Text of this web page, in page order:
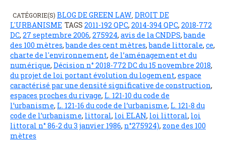
CATÉGORIE(S) BLOG DE GREEN LAW DROIT DE
L'URBANISME TAGS 2011-192 QPC, 2014-394 QPC, 2018-772
DC, 27 septembre 2006, 275924, avis de la CNDPS,bande
des 100 mètres,bande des cent mètres,bande littorale, ce,
charte de l'environnement, de l’aménagement et du
numérique, Décision n° 2018-772 DC du 15 novembre 2018,
du projet de loi portant évolution du logement, espace
caractérisé par une densité significative de construction,
espaces proches du rivage, L. 121-10 du code de
l’urbanisme, L. 121-16 du code de l’urbanisme, L. 121-8 du
code de l’urbanisme, littoral, loi ELAN, loi littoral, loi
littoral n° 86-2 du 3 janvier 1986, n°275924), zone des 100
mètres